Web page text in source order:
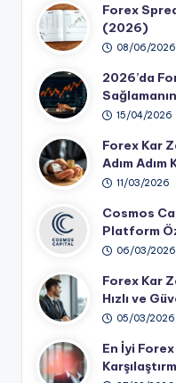
Forex
(2026)
08/06/2026
2026’da
15/04/2026
Forex Kar
Adım Adım
11/03/2026
Cosmos
Platform
06/03/2026
Forex Kar
Hızlı ve
05/03/2026
En İyi